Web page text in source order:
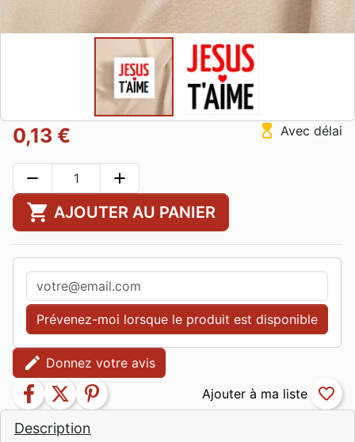
Description
0,13 € hourglass_top Avec délai
remove add
shopping_cart AJOUTER AU PANIER
Prévenez-moi lorsque le produit est disponible
edit Donnez votre avis
facebook twitter pinterest favorite_border